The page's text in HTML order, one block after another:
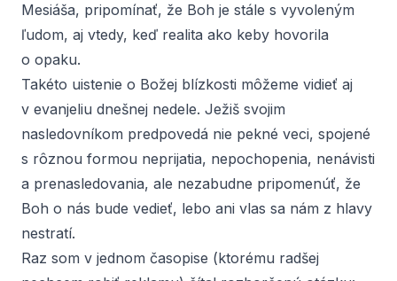
Mesiáša, pripomínať, že Boh je stále s vyvoleným
ľudom, aj vtedy, keď realita ako keby hovorila
o opaku.
Takéto uistenie o Božej blízkosti môžeme vidieť aj
v evanjeliu dnešnej nedele. Ježiš svojim
nasledovníkom predpovedá nie pekné veci, spojené
s rôznou formou neprijatia, nepochopenia, nenávisti
a prenasledovania, ale nezabudne pripomenúť, že
Boh o nás bude vedieť, lebo ani vlas sa nám z hlavy
nestratí.
Raz som v jednom časopise (ktorému radšej